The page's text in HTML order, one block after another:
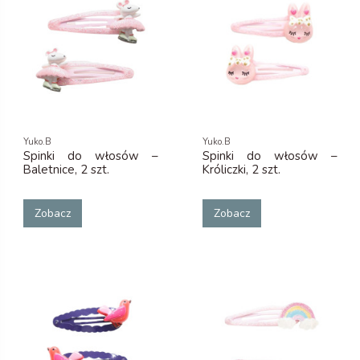
Yuko.B
Spinki do włosów –
Baletnice, 2 szt.
Zobacz
Yuko.B
Spinki do włosów –
Króliczki, 2 szt.
Zobacz